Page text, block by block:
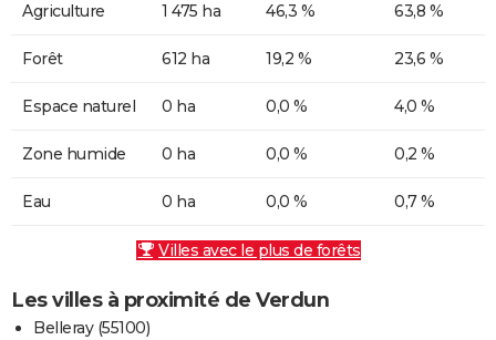
Agriculture 1 475 ha 46,3 % 63,8 %
Forêt 612 ha 19,2 % 23,6 %
Espace naturel 0 ha 0,0 % 4,0 %
Zone humide 0 ha 0,0 % 0,2 %
Eau 0 ha 0,0 % 0,7 %
Villes avec le plus de forêts
Les villes à proximité de Verdun
Belleray (55100)